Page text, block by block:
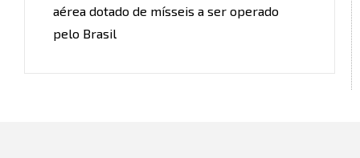
aérea dotado de mísseis a ser operado
pelo Brasil